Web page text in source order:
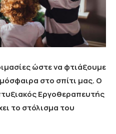
ώστε να φτιάξουμε
στο σπίτι μας. Ο
Εργοθεραπευτής
το στόλισμα του